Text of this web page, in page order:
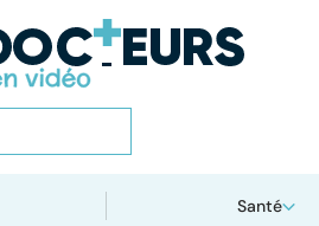
Santé